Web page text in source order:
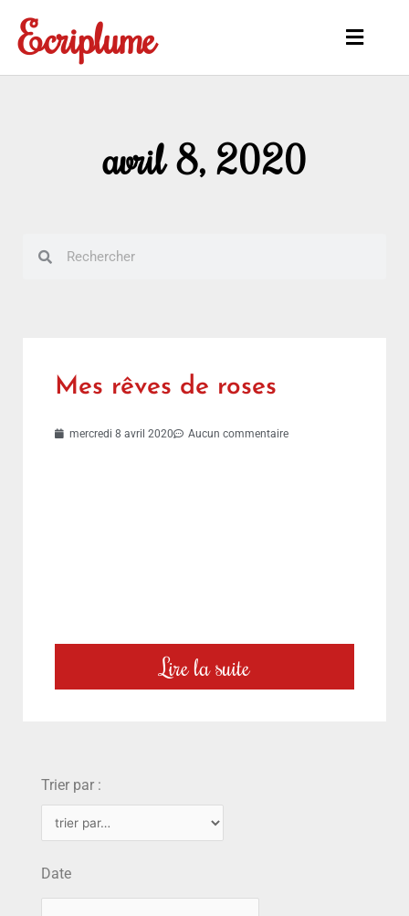
contenu
Ecriplume
Main
avril 8, 2020
Mes rêves de roses
mercredi 8 avril 2020 Aucun commentaire
Lire la suite
Trier par :
Date